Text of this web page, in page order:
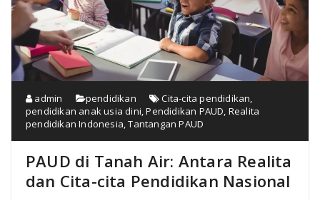
admin pendidikan Cita-cita pendidikan
pendidikan anak usia dini ,Pendidikan PAUD Realita
pendidikan Indonesia ,Tantangan PAUD
PAUD di Tanah Air: Antara Realita
dan Cita-cita Pendidikan Nasional